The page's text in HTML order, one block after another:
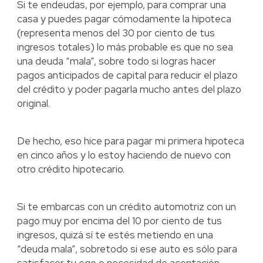
Si te endeudas, por ejemplo, para comprar una
casa y puedes pagar cómodamente la hipoteca
(representa menos del 30 por ciento de tus
ingresos totales) lo más probable es que no sea
una deuda “mala”, sobre todo si logras hacer
pagos anticipados de capital para reducir el plazo
del crédito y poder pagarla mucho antes del plazo
original.
De hecho, eso hice para pagar mi primera hipoteca
en cinco años y lo estoy haciendo de nuevo con
otro crédito hipotecario.
Si te embarcas con un crédito automotriz con un
pago muy por encima del 10 por ciento de tus
ingresos, quizá sí te estés metiendo en una
“deuda mala”, sobretodo si ese auto es sólo para